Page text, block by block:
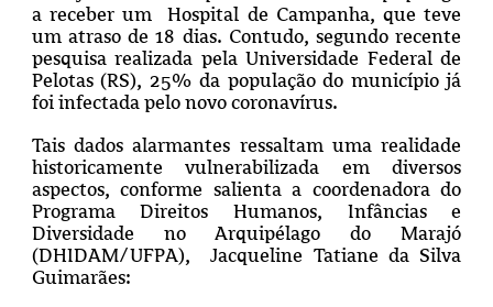
a receber um Hospital de Campanha, que teve
um atraso de 18 dias. Contudo, segundo recente
pesquisa realizada pela Universidade Federal de
Pelotas (RS), 25% da população do município já
foi infectada pelo novo coronavírus.
Tais dados alarmantes ressaltam uma realidade
historicamente vulnerabilizada em diversos
aspectos, conforme salienta a coordenadora do
Programa Direitos Humanos, Infâncias e
Diversidade no Arquipélago do Marajó
(DHIDAM/UFPA), Jacqueline Tatiane da Silva
Guimarães: